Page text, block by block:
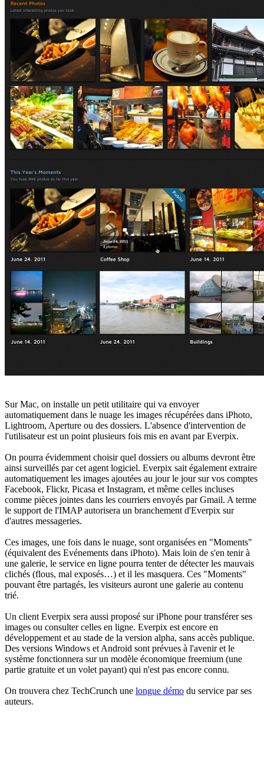
Sur Mac, on installe un petit utilitaire qui va envoyer
automatiquement dans le nuage les images récupérées dans iPhoto,
Lightroom, Aperture ou des dossiers. L'absence d'intervention de
l'utilisateur est un point plusieurs fois mis en avant par Everpix.
On pourra évidemment choisir quel dossiers ou albums devront être
ainsi surveillés par cet agent logiciel. Everpix sait également extraire
automatiquement les images ajoutées au jour le jour sur vos comptes
Facebook, Flickr, Picasa et Instagram, et même celles incluses
comme pièces jointes dans les courriers envoyés par Gmail. A terme
le support de l'IMAP autorisera un branchement d'Everpix sur
d'autres messageries.
Ces images, une fois dans le nuage, sont organisées en "Moments"
(équivalent des Evénements dans iPhoto). Mais loin de s'en tenir à
une galerie, le service en ligne pourra tenter de détecter les mauvais
clichés (flous, mal exposés…) et il les masquera. Ces "Moments"
pouvant être partagés, les visiteurs auront une galerie au contenu
trié.
Un client Everpix sera aussi proposé sur iPhone pour transférer ses
images ou consulter celles en ligne. Everpix est encore en
développement et au stade de la version alpha, sans accès publique.
Des versions Windows et Android sont prévues à l'avenir et le
système fonctionnera sur un modèle économique freemium (une
partie gratuite et un volet payant) qui n'est pas encore connu.
On trouvera chez TechCrunch une longue démo du service par ses
auteurs.